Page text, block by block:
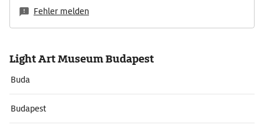
Fehler melden
Light Art Museum Budapest
Buda
Budapest